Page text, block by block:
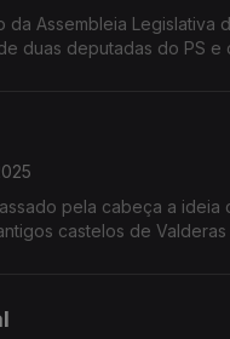
da Assembleia Legislativa
duas deputadas do PS e
pela cabeça a ideia
castelos de